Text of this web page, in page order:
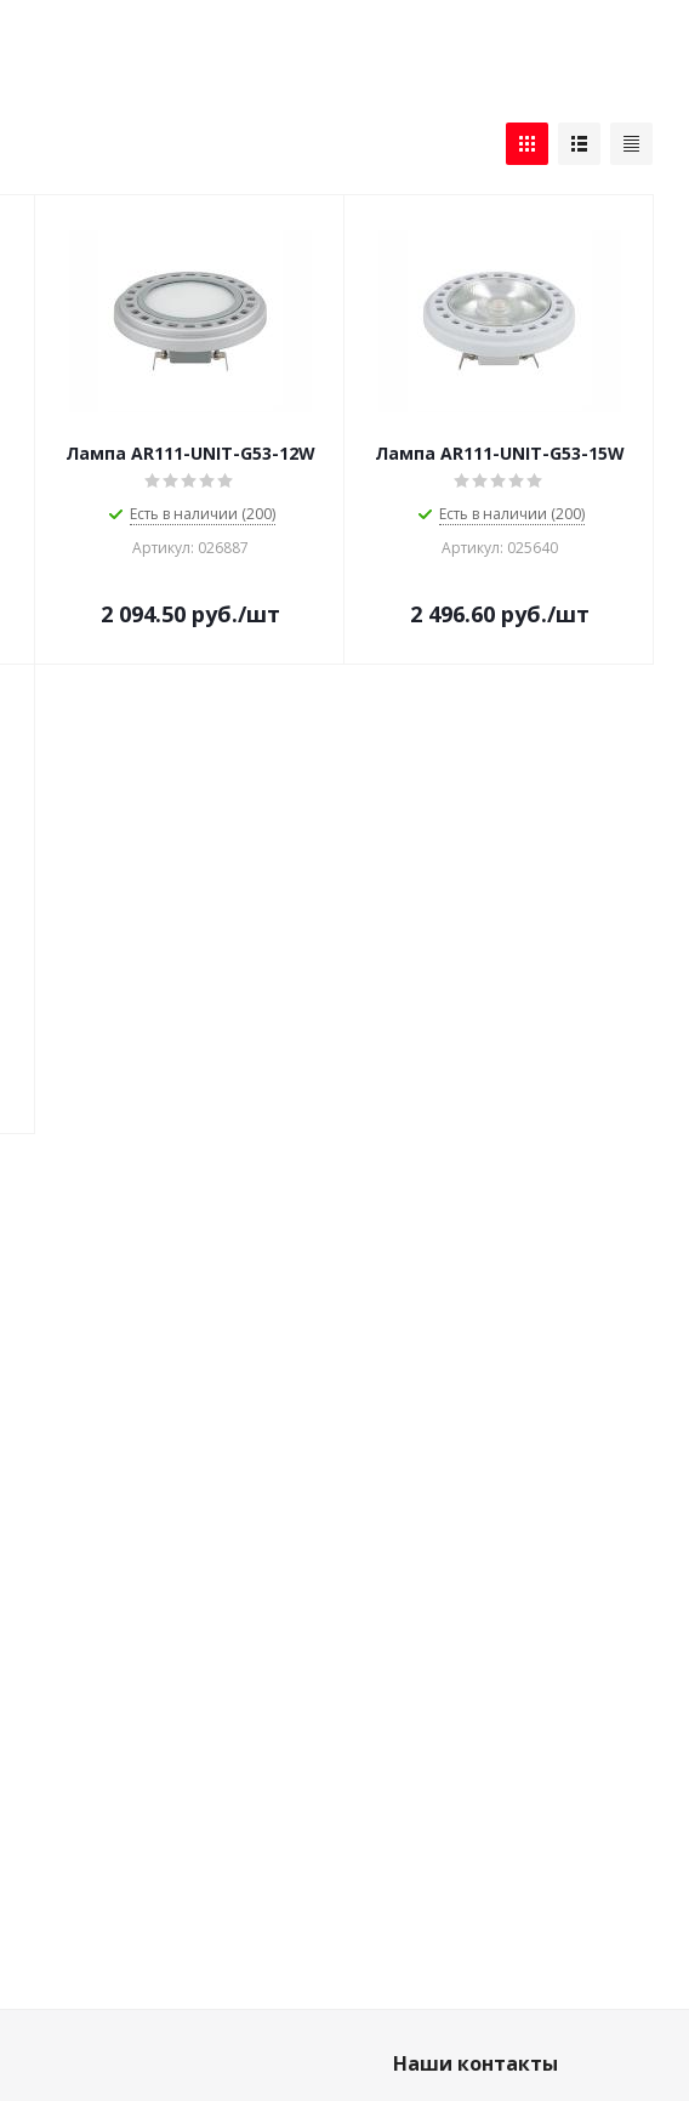
Лампа AR111-UNIT-G53-12W
Есть в наличии (200)
Артикул: 026887
2 094.50руб./шт
Лампа AR111-UNIT-G53-15W
Есть в наличии (200)
Артикул: 025640
2 496.60руб./шт
Наши контакты